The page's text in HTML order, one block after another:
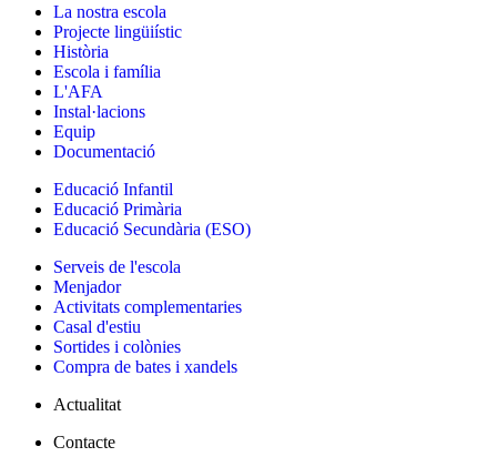
La nostra escola
Projecte lingüiístic
Història
Escola i família
L'AFA
Instal·lacions
Equip
Documentació
Educació Infantil
Educació Primària
Educació Secundària (ESO)
Serveis de l'escola
Menjador
Activitats complementaries
Casal d'estiu
Sortides i colònies
Compra de bates i xandels
Actualitat
Contacte